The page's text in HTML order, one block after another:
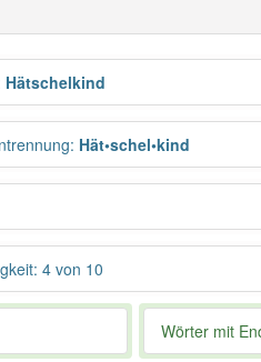
Hätschelkind
: Hät•schel•kind
4 von 10
Wörter mit